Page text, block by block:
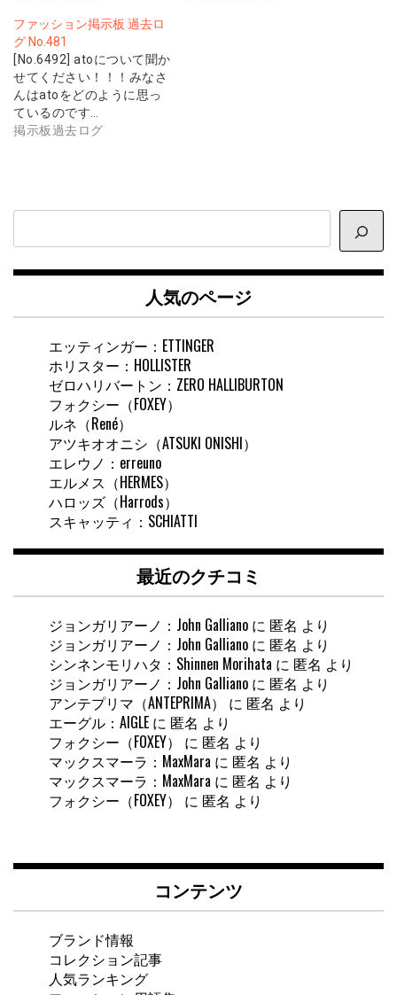
ファッション掲示板 過去ロ
グ No.481
[No.6492] atoについて聞か
せてください！！！みなさ
んはatoをどのように思っ
ているのです…
掲示板過去ログ
サ
内
索
人気のページ
エッティンガー：ETTINGER
ホリスター：HOLLISTER
ゼロハリバートン：ZERO HALLIBURTON
フォクシー（FOXEY）
ルネ（René）
アツキオオニシ（ATSUKI ONISHI）
エレウノ：erreuno
エルメス（HERMES）
ハロッズ（Harrods）
スキャッティ：SCHIATTI
最近のクチコミ
ジョンガリアーノ：John Galliano に 匿名 より
ジョンガリアーノ：John Galliano に 匿名 より
シンネンモリハタ：Shinnen Morihata に 匿名 より
ジョンガリアーノ：John Galliano に 匿名 より
アンテプリマ（ANTEPRIMA）
に 匿名 より
エーグル：AIGLE に 匿名 より
フォクシー（FOXEY）
に 匿名 より
マックスマーラ：MaxMara に 匿名 より
マックスマーラ：MaxMara に 匿名 より
フォクシー（FOXEY）
に 匿名 より
コンテンツ
ブランド情報
コレクション記事
人気ランキング